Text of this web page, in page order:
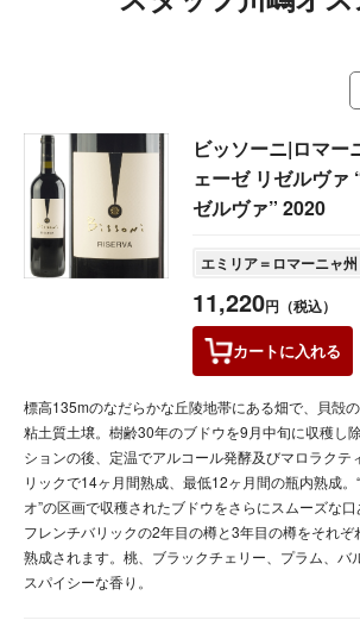
ビッソーニ|ロマー
ェーゼ リゼルヴァ
ゼルヴァ” 2020
エミリア＝ロマーニャ州
11,220円（税込）
カートに入れる
標高135mのなだらかな丘陵地帯にある畑で、貝殻
粘土質土壌。樹齢30年のブドウを9月中旬に収穫し
ションの後、定温でアルコール発酵及びマロラクテ
リックで14ヶ月間熟成、最低12ヶ月間の瓶内熟成
オ”の区画で収穫されたブドウをさらにスムーズな口
フレンチバリックの2年目の樽と3年目の樽をそれぞ
熟成されます。桃、ブラックチェリー、プラム、バ
スパイシーな香り。